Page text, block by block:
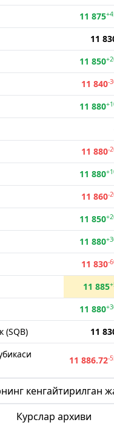
11 875
11
11 850
11 840-
11 880
11 880-
11 880
11 860-
11 850
11 880
11 830-
11 885
11 880
(SQB) 11
11 886.72-
кенгайтирилган
Курслар архиви